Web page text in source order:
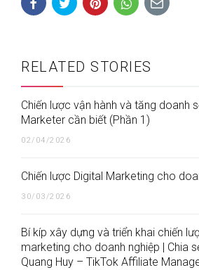
RELATED STORIES
Chiến lược vận hành và tăng doanh
Marketer cần biết (Phần 1)
02/04/2026
Chiến lược Digital Marketing cho
30/03/2026
Bí kíp xây dựng và triển khai chiến
marketing cho doanh nghiệp | Chia
Quang Huy – TikTok Affiliate